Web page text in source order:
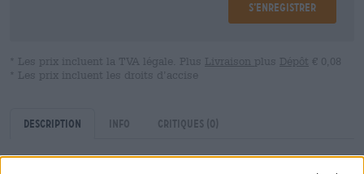
S’enregistrer
* Les prix incluent la TVA légale. Plus Livraison plus Dépôt € 0,08
* Les prix incluent les droits d’accise
Description Info Critiques (0)